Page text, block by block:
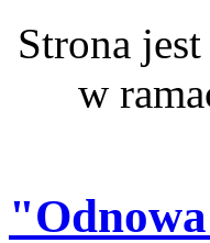
Strona
w